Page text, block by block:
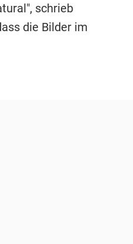
schrieb
die Bilder im